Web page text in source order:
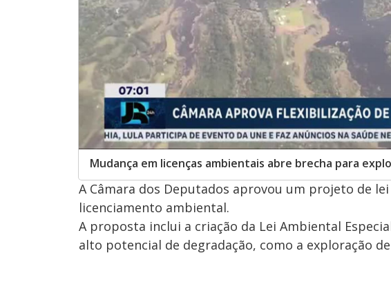
Mudança em licenças ambientais abre brecha para
A Câmara dos Deputados aprovou um projeto de
licenciamento ambiental.
A proposta inclui a criação da Lei Ambiental
alto potencial de degradação, como a exploração